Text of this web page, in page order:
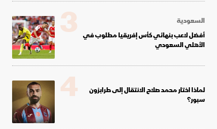
السعودية
أفضل لاعب بنهائي كأس إفريقيا مطلوب في
الأهلي السعودي
3
لماذا اختار محمد صلاح الانتقال إلى طرابزون
سبور؟
4